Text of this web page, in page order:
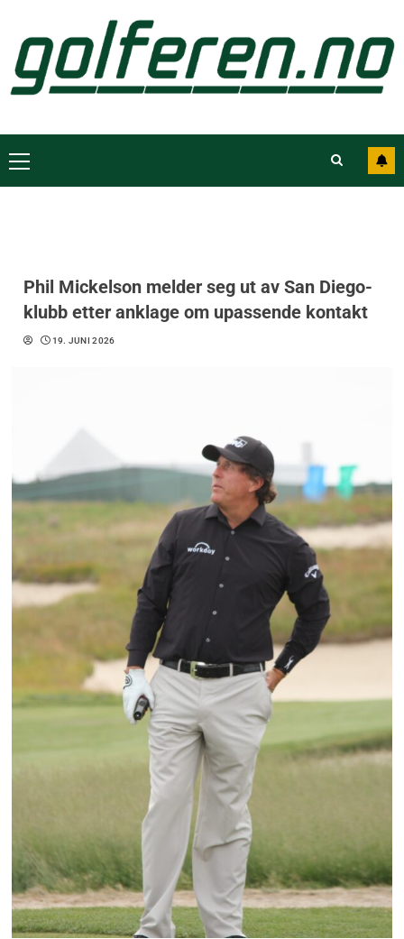
Phil Mickelson melder seg ut av San Diego-
klubb etter anklage om upassende kontakt
19. JUNI 2026